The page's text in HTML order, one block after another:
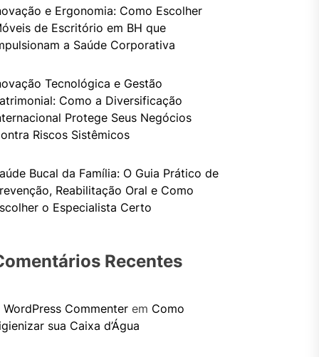
e Ergonomia: Como Escolher
de Escritório em BH que
a Saúde Corporativa
Tecnológica e Gestão
Como a Diversificação
Protege Seus Negócios
Riscos Sistêmicos
Bucal da Família: O Guia Prático de
Reabilitação Oral e Como
o Especialista Certo
Recentes
WordPress Commenter em Como
sua Caixa d’Água